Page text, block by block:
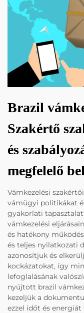
Brazil
Szakértő
és
megfelelő
Vámkezelési
vámügyi politikákat
gyakorlati
vámkezelési
és hatékony
és teljes nyilatkozati
azonosítjuk és
kockázatokat, így
lefoglalásának
nyújtott brazil
kezeljük a
ezzel időt és